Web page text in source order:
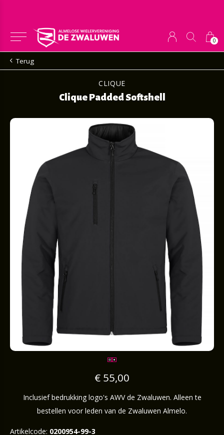
0
Terug
CLIQUE
Clique Padded Softshell
€ 55,00
Inclusief bedrukking logo's AWV de Zwaluwen. Alleen te
bestellen voor leden van de Zwaluwen Almelo.
Artikelcode: 0200954-99-3